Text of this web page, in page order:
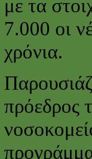
με τα
7.000 οι
χρόνια.
πρόεδρος